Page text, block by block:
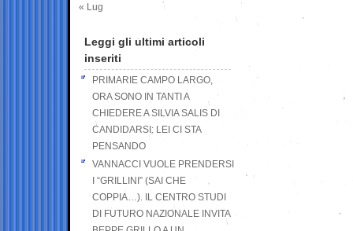
« Lug
Leggi gli ultimi articoli
inseriti
PRIMARIE CAMPO LARGO,
ORA SONO IN TANTI A
CHIEDERE A SILVIA SALIS DI
CANDIDARSI: LEI CI STA
PENSANDO
VANNACCI VUOLE PRENDERSI
I “GRILLINI” (SAI CHE
COPPIA…). IL CENTRO STUDI
DI FUTURO NAZIONALE INVITA